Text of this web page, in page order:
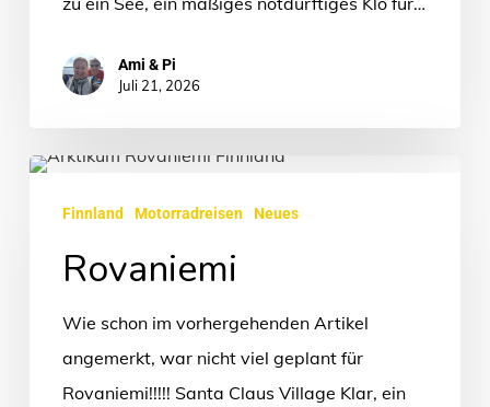
Ami & Pi
Juli 21, 2026
Rovaniemi
Finnland Motorradreisen Neues
Rovaniemi
Wie schon im vorhergehenden Artikel
angemerkt, war nicht viel geplant für
Rovaniemi!!!!! Santa Claus Village Klar, ein